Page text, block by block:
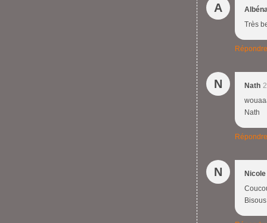
A
Très
Répondre
N Nath
Nath
Répondre
N